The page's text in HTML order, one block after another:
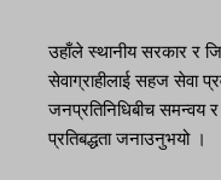
उहाँले स्थानीय सरकार र
सेवाग्राहीलाई सहज सेवा
जनप्रतिनिधिबीच समन्वय र
प्रतिबद्धता जनाउनुभयो ।